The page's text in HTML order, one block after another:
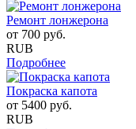
Ремонт лонжерона
от 700 руб.
RUB
Подробнее
Покраска капота
от 5400 руб.
RUB